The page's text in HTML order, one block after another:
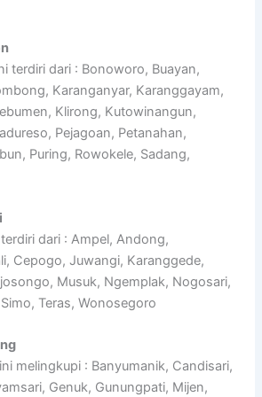
terdiri dari : Bonoworo, Buayan,
Karanganyar, Karanggayam,
Klirong, Kutowinangun,
Pejagoan, Petanahan,
Puring, Rowokele, Sadang,
dari : Ampel, Andong,
Cepogo, Juwangi, Karanggede,
Musuk, Ngemplak, Nogosari,
Teras, Wonosegoro
melingkupi : Banyumanik, Candisari,
Genuk, Gunungpati, Mijen,